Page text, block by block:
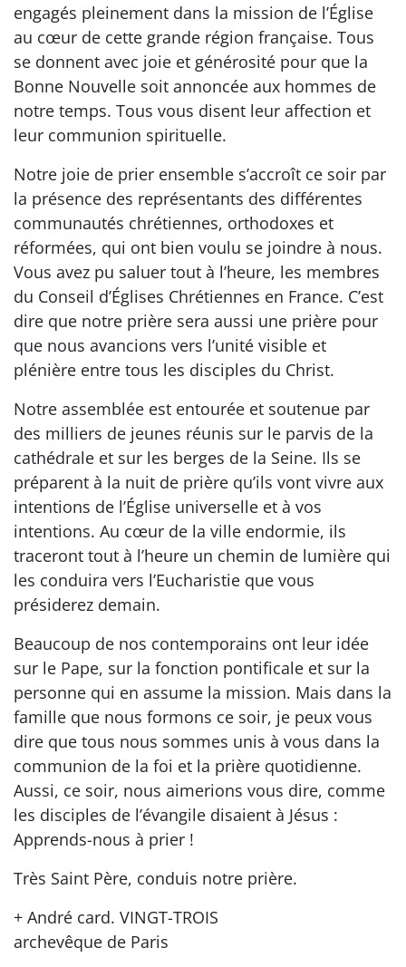
engagés pleinement dans la mission de l’Église
au cœur de cette grande région française. Tous
se donnent avec joie et générosité pour que la
Bonne Nouvelle soit annoncée aux hommes de
notre temps. Tous vous disent leur affection et
leur communion spirituelle.
Notre joie de prier ensemble s’accroît ce soir par
la présence des représentants des différentes
communautés chrétiennes, orthodoxes et
réformées, qui ont bien voulu se joindre à nous.
Vous avez pu saluer tout à l’heure, les membres
du Conseil d’Églises Chrétiennes en France. C’est
dire que notre prière sera aussi une prière pour
que nous avancions vers l’unité visible et
plénière entre tous les disciples du Christ.
Notre assemblée est entourée et soutenue par
des milliers de jeunes réunis sur le parvis de la
cathédrale et sur les berges de la Seine. Ils se
préparent à la nuit de prière qu’ils vont vivre aux
intentions de l’Église universelle et à vos
intentions. Au cœur de la ville endormie, ils
traceront tout à l’heure un chemin de lumière qui
les conduira vers l’Eucharistie que vous
présiderez demain.
Beaucoup de nos contemporains ont leur idée
sur le Pape, sur la fonction pontificale et sur la
personne qui en assume la mission. Mais dans la
famille que nous formons ce soir, je peux vous
dire que tous nous sommes unis à vous dans la
communion de la foi et la prière quotidienne.
Aussi, ce soir, nous aimerions vous dire, comme
les disciples de l’évangile disaient à Jésus :
Apprends-nous à prier !
Très Saint Père, conduis notre prière.
+ André card. VINGT-TROIS
archevêque de Paris